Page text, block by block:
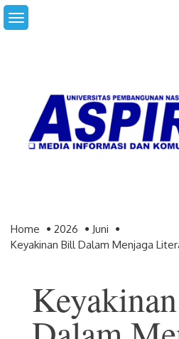
Skip
to
Home 2026
Juni
Keyakinan Bill Dalam Menjaga